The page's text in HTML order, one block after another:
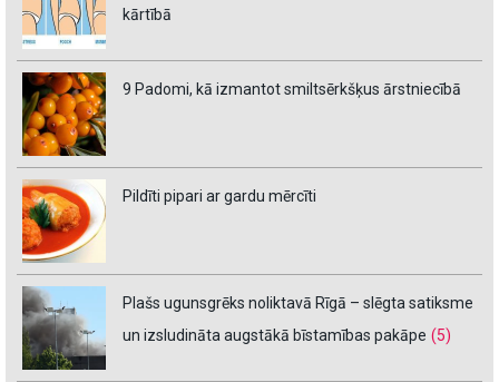
kārtībā
9 Padomi, kā izmantot smiltsērkšķus ārstniecībā
Pildīti pipari ar gardu mērcīti
Plašs ugunsgrēks noliktavā Rīgā – slēgta satiksme
un izsludināta augstākā bīstamības pakāpe (5)